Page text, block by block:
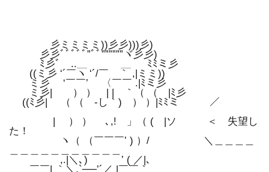
彡ミミミミ))彡彡)))彡)
彡彡ﾞﾞﾞﾞﾞ”ﾞﾞ””””””ヾ彡彡)
ﾐ彡ﾞ ..＿ ＿ ﾐﾐミ彡
((ミ彡 ‘´￣ヽ ‘´/￣ ｀ ,|ミミ))
ミ彡 ‘￣￣’ 〈￣￣ .|ﾐミ彡
ミ彡| ） ） | | ｀（ （ |ﾐ彡
((ﾐ彡| （ （ -し｀) ） ）|ﾐﾐミ ／￣￣￣
￣￣￣￣￣￣￣￣￣￣￣￣
ゞ| ） ） ､,! 」（ ( |ソ ＜ 失望し
た！
ヽ（ （￣￣￣’ ) ）/ ＼＿＿＿＿
,.|＼､) ’ ( ／|､
￣￣| ｀＼.`──’´／ |￣￣｀